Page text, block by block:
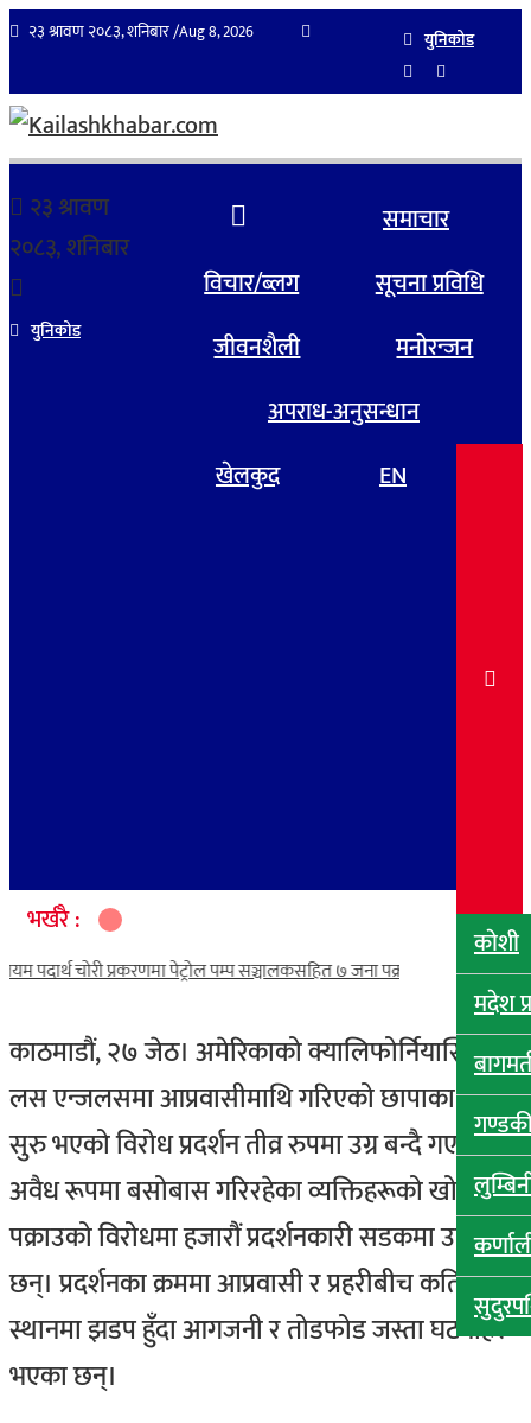
२३ श्रावण २०८३, शनिबार /Aug 8, 2026 युनिकोड
२३ श्रावण
२०८३, शनिबार
युनिकोड
समाचार
विचार/ब्लग
सूचना प्रविधि
जीवनशैली
मनाेरन्जन
अपराध-अनुसन्धान
खेलकुद
EN
काेशी
मदेश
भर्खरै :
पदार्थ चोरी प्रकरणमा पेट्रोल पम्प सञ्चालकसहित ७ जना पक्राउ विस्थापित
काठमाडौं, २७ जेठ। अमेरिकाको क्यालिफोर्नियास्थित
लस एन्जलसमा आप्रवासीमाथि गरिएको छापाका विरुद्ध
सुरु भएको विरोध प्रदर्शन तीव्र रुपमा उग्र बन्दै गएको छ।
अवैध रूपमा बसोबास गरिरहेका व्यक्तिहरूको खोजी र
पक्राउको विरोधमा हजारौं प्रदर्शनकारी सडकमा उत्रिएका
छन्। प्रदर्शनका क्रममा आप्रवासी र प्रहरीबीच कतिपय
स्थानमा झडप हुँदा आगजनी र तोडफोड जस्ता घटनाहरू
भएका छन्।